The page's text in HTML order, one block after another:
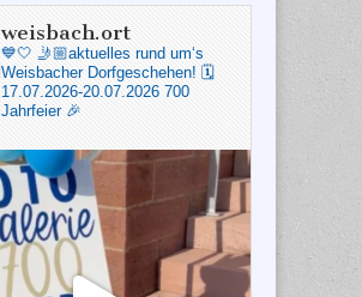
weisbach.ort
💙🤍 🤳🏼aktuelles rund um‘s
Weisbacher Dorfgeschehen! 🗓️
17.07.2026-20.07.2026 700
Jahrfeier 🎉